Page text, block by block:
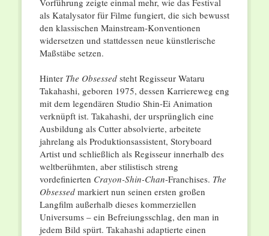
Vorführung zeigte einmal mehr, wie das Festival
als Katalysator für Filme fungiert, die sich bewusst
den klassischen Mainstream-Konventionen
widersetzen und stattdessen neue künstlerische
Maßstäbe setzen.
Hinter The Obsessedsteht Regisseur Wataru
Takahashi, geboren 1975, dessen Karriereweg eng
mit dem legendären Studio Shin-Ei Animation
verknüpft ist. Takahashi, der ursprünglich eine
Ausbildung als Cutter absolvierte, arbeitete
jahrelang als Produktionsassistent, Storyboard
Artist und schließlich als Regisseur innerhalb des
weltberühmten, aber stilistisch streng
vordefinierten Crayon-Shin-Chan-Franchises. The
Obsessedmarkiert nun seinen ersten großen
Langfilm außerhalb dieses kommerziellen
Universums – ein Befreiungsschlag, den man in
jedem Bild spürt. Takahashi adaptierte einen